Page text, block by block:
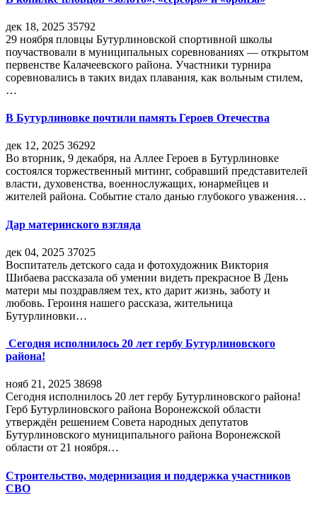
дек 18, 2025 35792
29 ноября пловцы Бутурлиновской спортивной школы
поучаствовали в муниципальных соревнованиях — открытом
первенстве Калачеевского района. Участники турнира
соревновались в таких видах плавания, как вольным стилем,
…
В Бутурлиновке почтили память Героев Отечества
дек 12, 2025 36292
Во вторник, 9 декабря, на Аллее Героев в Бутурлиновке
состоялся торжественный митинг, собравший представителей
власти, духовенства, военнослужащих, юнармейцев и
жителей района. Событие стало данью глубокого уважения…
Дар материнского взгляда
дек 04, 2025 37025
Воспитатель детского сада и фотохудожник Виктория
Шибаева рассказала об умении видеть прекрасное В День
матери мы поздравляем тех, кто дарит жизнь, заботу и
любовь. Героиня нашего рассказа, жительница
Бутурлиновки…
Сегодня исполнилось 20 лет гербу Бутурлиновского
района!
нояб 21, 2025 38698
Сегодня исполнилось 20 лет гербу Бутурлиновского района!
Герб Бутурлиновского района Воронежской области
утверждён решением Совета народных депутатов
Бутурлиновского муниципального района Воронежской
области от 21 ноября…
Строительство, модернизация и поддержка участников
СВО